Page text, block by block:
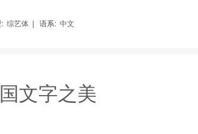
综艺体 | 语系: 中文
文字之美